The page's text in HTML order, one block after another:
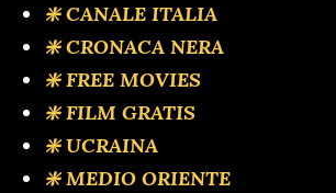
❇️ CANALE ITALIA
❇️ CRONACA NERA
❇️ FREE MOVIES
❇️ FILM GRATIS
❇️ UCRAINA
❇️ MEDIO ORIENTE